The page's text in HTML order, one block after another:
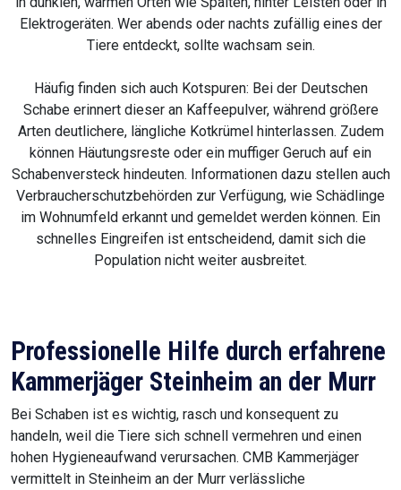
Elektrogeräten. Wer abends oder nachts zufällig eines der
Tiere entdeckt, sollte wachsam sein.
Häufig finden sich auch Kotspuren: Bei der Deutschen
Schabe erinnert dieser an Kaffeepulver, während größere
Arten deutlichere, längliche Kotkrümel hinterlassen. Zudem
können Häutungsreste oder ein muffiger Geruch auf ein
Schabenversteck hindeuten. Informationen dazu stellen auch
Verbraucherschutzbehörden zur Verfügung, wie Schädlinge
im Wohnumfeld erkannt und gemeldet werden können. Ein
schnelles Eingreifen ist entscheidend, damit sich die
Population nicht weiter ausbreitet.
Professionelle Hilfe durch erfahrene
Kammerjäger Steinheim an der Murr
Bei Schaben ist es wichtig, rasch und konsequent zu
handeln, weil die Tiere sich schnell vermehren und einen
hohen Hygieneaufwand verursachen. CMB Kammerjäger
vermittelt in Steinheim an der Murr verlässliche